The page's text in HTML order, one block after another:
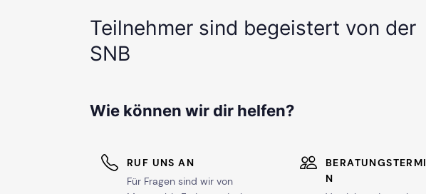
Teilnehmer sind begeistert von der
SNB
Wie können wir dir helfen?
RUF UNS AN
Für Fragen sind wir von
BERATUNGSTERMI
N